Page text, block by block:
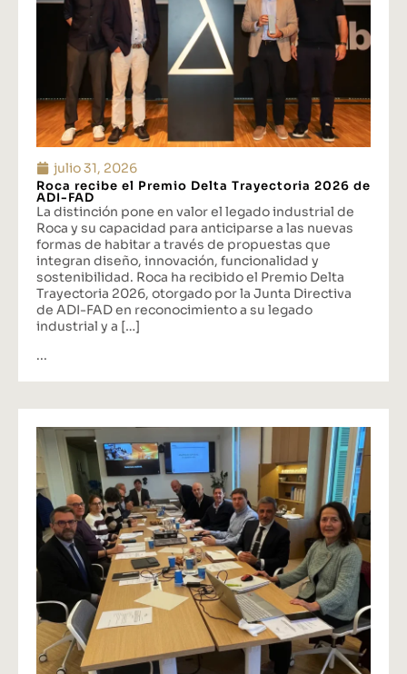
julio 31, 2026
Roca recibe el Premio Delta Trayectoria 2026 de
ADI-FAD
La distinción pone en valor el legado industrial de
Roca y su capacidad para anticiparse a las nuevas
formas de habitar a través de propuestas que
integran diseño, innovación, funcionalidad y
sostenibilidad. Roca ha recibido el Premio Delta
Trayectoria 2026, otorgado por la Junta Directiva
de ADI-FAD en reconocimiento a su legado
industrial y a […]
...